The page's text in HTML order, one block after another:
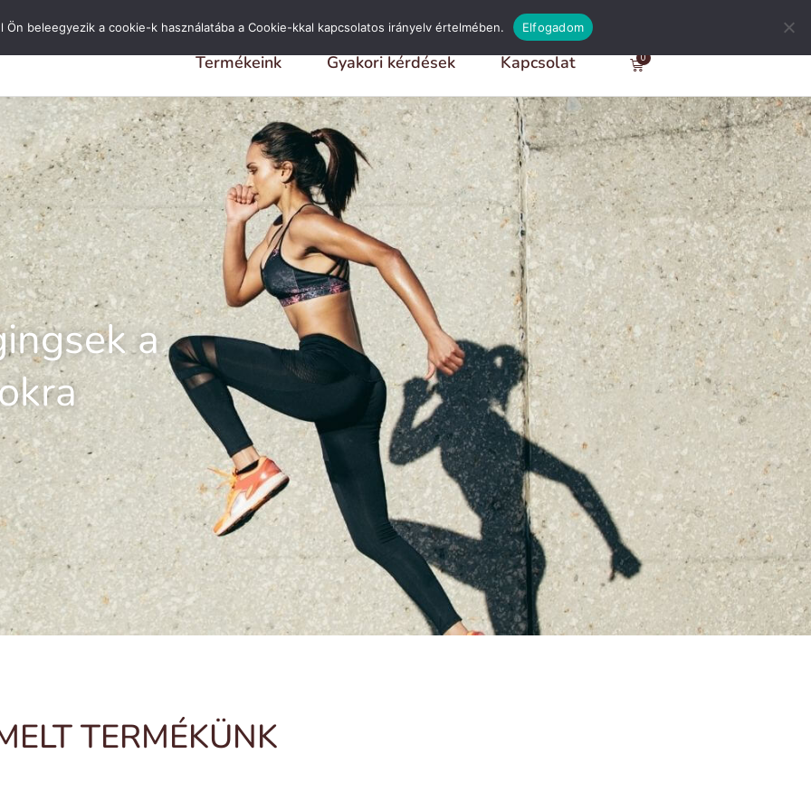
SZÁLLÍTÁS 10 000 FORINT FELETT
Termékeink Gyakori kérdések Kapcsolat 0
Kosár
a
TERMÉKÜNK
beleegyezik a cookie-k használatába a Cookie-kkal kapcsolatos irányelv értelmében. Elfogadom